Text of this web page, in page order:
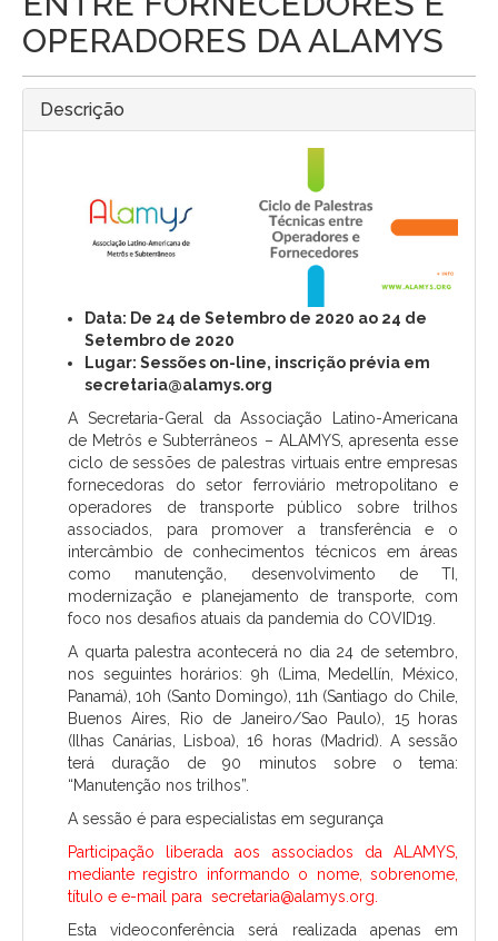
OPERADORES DA ALAMYS
Descrição
Data: De 24 de Setembro de 2020 ao 24 de
Setembro de 2020
Lugar: Sessões on-line, inscrição prévia em
secretaria@alamys.org
A Secretaria-Geral da Associação Latino-Americana
de Metrôs e Subterrâneos – ALAMYS, apresenta esse
ciclo de sessões de palestras virtuais entre empresas
fornecedoras do setor ferroviário metropolitano e
operadores de transporte público sobre trilhos
associados, para promover a transferência e o
intercâmbio de conhecimentos técnicos em áreas
como manutenção, desenvolvimento de TI,
modernização e planejamento de transporte, com
foco nos desafios atuais da pandemia do COVID19.
A quarta palestra acontecerá no dia 24 de setembro,
nos seguintes horários: 9h (Lima, Medellín, México,
Panamá), 10h (Santo Domingo), 11h (Santiago do Chile,
Buenos Aires, Rio de Janeiro/Sao Paulo), 15 horas
(Ilhas Canárias, Lisboa), 16 horas (Madrid). A sessão
terá duração de 90 minutos sobre o tema:
“Manutenção nos trilhos”.
A sessão é para especialistas em segurança
Participação liberada aos associados da ALAMYS,
mediante registro informando o nome, sobrenome,
título e e-mail para secretaria@alamys.org.
Esta videoconferência será realizada apenas em